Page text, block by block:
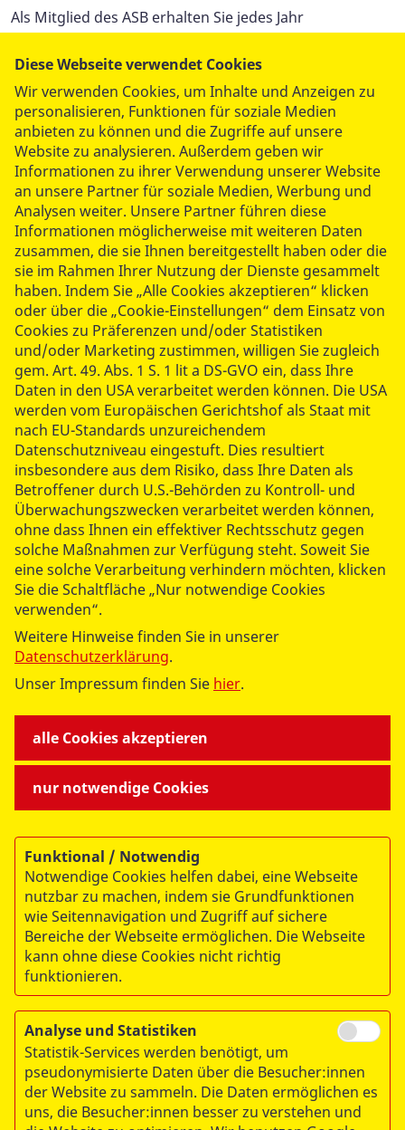
Als Mitglied des ASB erhalten Sie jedes Jahr
einenGutschein für einen Erste-Hilfe-Kurs, mit dem Sie
Ihre Kenntnisse kostenlos auffrischen können. Dieser
gilt auch für die Lehrgänge zur Ersten Hilfe bei
Kindernotfällen und am Hund.
Kurse und Termine im
Überblick
Anmeldung zum Erste-Hilfe-
Kurs
Hier können Sie sich für die Kurse anmelden.
-> KLICKEN <-
Wegbeschreibung: So
erreichen Sie uns.
( PDF / 97,73 KB )
Christiane Mohs-Käferstein
Ausbildungsleiterin
Erste-Hilfe-Ausbildung
Tel.:0391 607443-27
Fax: 0391 607443-26
ausbildung@asb-magdeburg.de
ASB-RV Magdeburg e.V.
Liebknechtstraße 75-77
39110 Magdeburg
Diese Webseite verwendet Cookies
Wir verwenden Cookies, um Inhalte und Anzeigen zu
personalisieren, Funktionen für soziale Medien
anbieten zu können und die Zugriffe auf unsere
Website zu analysieren. Außerdem geben wir
Informationen zu ihrer Verwendung unserer Website
an unsere Partner für soziale Medien, Werbung und
Analysen weiter. Unsere Partner führen diese
Informationen möglicherweise mit weiteren Daten
zusammen, die sie Ihnen bereitgestellt haben oder die
sie im Rahmen Ihrer Nutzung der Dienste gesammelt
haben. Indem Sie „Alle Cookies akzeptieren“ klicken
oder über die „Cookie-Einstellungen“ dem Einsatz von
Cookies zu Präferenzen und/oder Statistiken
und/oder Marketing zustimmen, willigen Sie zugleich
gem. Art. 49. Abs. 1 S. 1 lit a DS-GVO ein, dass Ihre
Daten in den USA verarbeitet werden können. Die USA
werden vom Europäischen Gerichtshof als Staat mit
nach EU-Standards unzureichendem
Datenschutzniveau eingestuft. Dies resultiert
insbesondere aus dem Risiko, dass Ihre Daten als
Betroffener durch U.S.-Behörden zu Kontroll- und
Überwachungszwecken verarbeitet werden können,
ohne dass Ihnen ein effektiver Rechtsschutz gegen
solche Maßnahmen zur Verfügung steht. Soweit Sie
eine solche Verarbeitung verhindern möchten, klicken
Sie die Schaltfläche „Nur notwendige Cookies
verwenden“.
Weitere Hinweise finden Sie in unserer
Datenschutzerklärung.
Unser Impressum finden Sie hier.
nur notwendige Cookies
alle Cookies akzeptieren
Funktional / Notwendig
Notwendige Cookies helfen dabei, eine Webseite
nutzbar zu machen, indem sie Grundfunktionen
wie Seitennavigation und Zugriff auf sichere
Bereiche der Webseite ermöglichen. Die Webseite
kann ohne diese Cookies nicht richtig
funktionieren.
Analyse und Statistiken
Statistik-Services werden benötigt, um
pseudonymisierte Daten über die Besucher:innen
der Website zu sammeln. Die Daten ermöglichen es
uns, die Besucher:innen besser zu verstehen und